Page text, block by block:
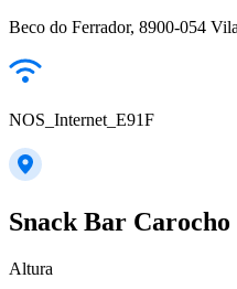
Beco do Ferrador, 8900-054
NOS_Internet_E91F
Snack Bar Carocho
Altura